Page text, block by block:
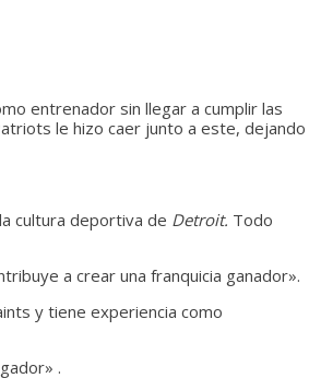
entrenador sin llegar a cumplir las
le hizo caer junto a este, dejando
cultura deportiva de Detroit. Todo
a crear una franquicia ganador».
y tiene experiencia como
.